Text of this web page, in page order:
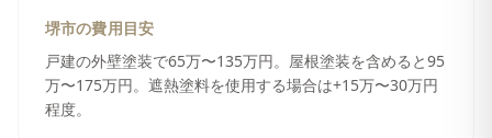
堺市の費用目安
戸建の外壁塗装で65万〜135万円。屋根塗装を含めると95
万〜175万円。遮熱塗料を使用する場合は+15万〜30万円
程度。